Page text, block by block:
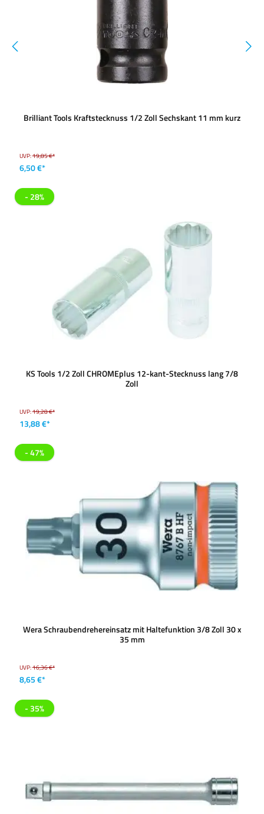
Brilliant Tools Kraftstecknuss 1/2 Zoll Sechskant 11 mm kurz
UVP:19,85 €*
6,50 €*
- 28%
KS Tools 1/2 Zoll CHROMEplus 12-kant-Stecknuss lang 7/8
Zoll
UVP:19,28 €*
13,88 €*
- 47%
Wera Schraubendrehereinsatz mit Haltefunktion 3/8 Zoll 30 x
35 mm
UVP:16,36 €*
8,65 €*
- 35%